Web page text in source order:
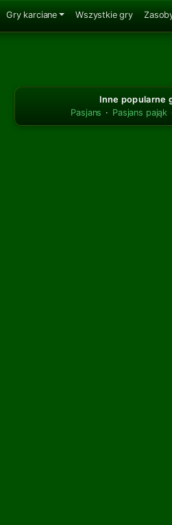
Gry karciane Wszystkie gry
Inne popularne
Pasjans · Pasjans pająk